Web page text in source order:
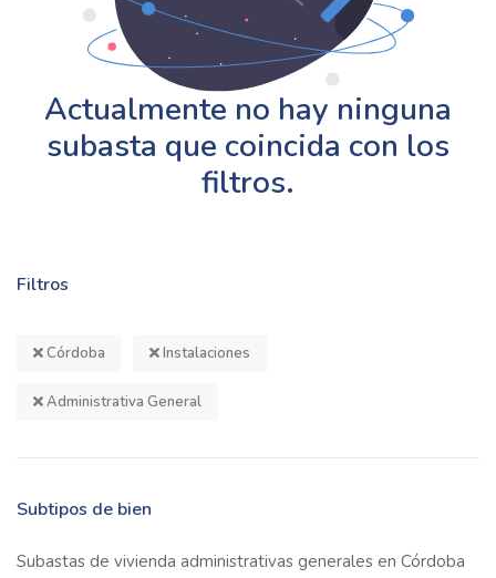
Filtros
Córdoba Instalaciones
Administrativa General
Subtipos de bien
Subastas de vivienda administrativas generales en Córdoba
Actualmente no hay ninguna
subasta que coincida con los
filtros.